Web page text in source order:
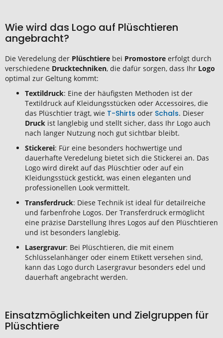
Wie wird das Logo auf Plüschtieren
angebracht?
Die Veredelung der Plüschtiere bei Promostore erfolgt durch
verschiedene Drucktechniken, die dafür sorgen, dass Ihr Logo
optimal zur Geltung kommt:
Textildruck: Eine der häufigsten Methoden ist der
Textildruck auf Kleidungsstücken oder Accessoires, die
das Plüschtier trägt, wie T-Shirts oder Schals. Dieser
Druck ist langlebig und stellt sicher, dass Ihr Logo auch
nach langer Nutzung noch gut sichtbar bleibt.
Stickerei: Für eine besonders hochwertige und
dauerhafte Veredelung bietet sich die Stickerei an. Das
Logo wird direkt auf das Plüschtier oder auf ein
Kleidungsstück gestickt, was einen eleganten und
professionellen Look vermittelt.
Transferdruck: Diese Technik ist ideal für detailreiche
und farbenfrohe Logos. Der Transferdruck ermöglicht
eine präzise Darstellung Ihres Logos auf den Plüschtieren
und ist besonders langlebig.
Lasergravur: Bei Plüschtieren, die mit einem
Schlüsselanhänger oder einem Etikett versehen sind,
kann das Logo durch Lasergravur besonders edel und
dauerhaft angebracht werden.
Einsatzmöglichkeiten und Zielgruppen für
Plüschtiere